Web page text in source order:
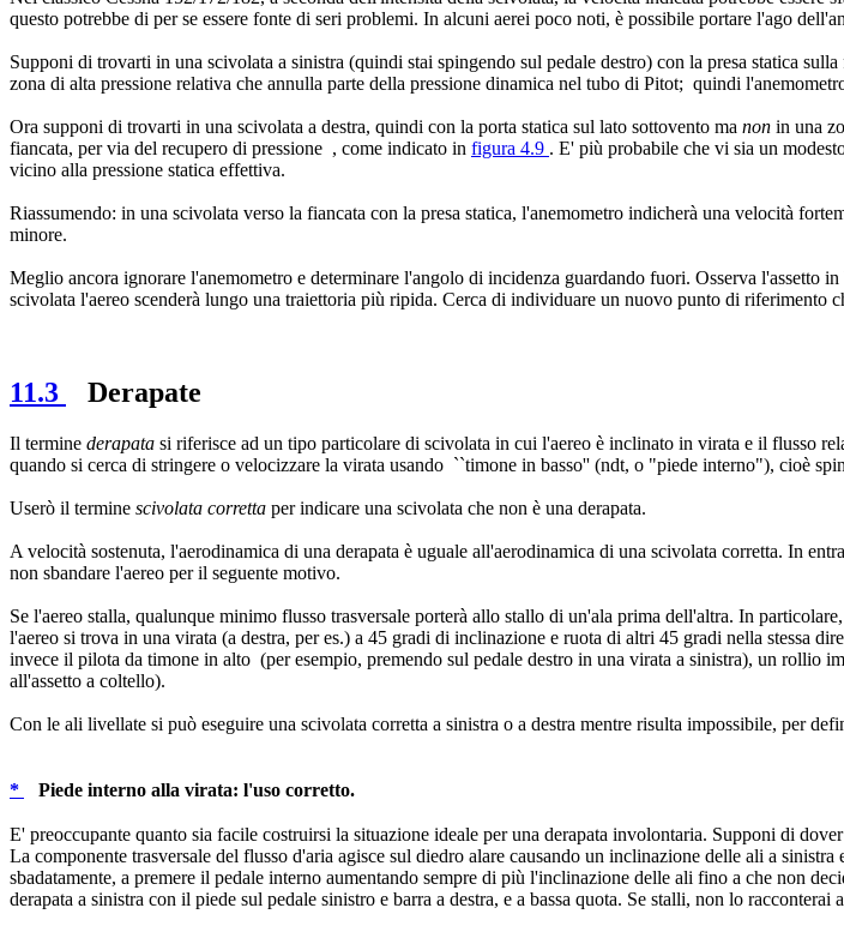
questo potrebbe di per se essere fonte di seri problemi. In alcuni aerei poco noti, è possibile portare l'ago
Supponi di trovarti in una scivolata a sinistra (quindi stai spingendo sul pedale destro) con la presa statica
zona di alta pressione relativa che annulla parte della pressione dinamica nel tubo di Pitot; quindi
Ora supponi di trovarti in una scivolata a destra, quindi con la porta statica sul lato sottovento ma non in una
fiancata, per via del recupero di pressione , come indicato in figura 4.9 . E' più probabile che vi sia un
vicino alla pressione statica effettiva.
Riassumendo: in una scivolata verso la fiancata con la presa statica, l'anemometro indicherà una velocità
minore.
Meglio ancora ignorare l'anemometro e determinare l'angolo di incidenza guardando fuori. Osserva l'assetto
scivolata l'aereo scenderà lungo una traiettoria più ripida. Cerca di individuare un nuovo punto di riferimento
11.3 Derapate
Il termine derapata si riferisce ad un tipo particolare di scivolata in cui l'aereo è inclinato in virata e il flusso
quando si cerca di stringere o velocizzare la virata usando ``timone in basso'' (ndt, o "piede interno"), cioè
Userò il termine scivolata corretta per indicare una scivolata che non è una derapata.
A velocità sostenuta, l'aerodinamica di una derapata è uguale all'aerodinamica di una scivolata corretta. In
non sbandare l'aereo per il seguente motivo.
Se l'aereo stalla, qualunque minimo flusso trasversale porterà allo stallo di un'ala prima dell'altra. In
l'aereo si trova in una virata (a destra, per es.) a 45 gradi di inclinazione e ruota di altri 45 gradi nella stessa
invece il pilota da timone in alto (per esempio, premendo sul pedale destro in una virata a sinistra), un rollio
all'assetto a coltello).
Con le ali livellate si può eseguire una scivolata corretta a sinistra o a destra mentre risulta impossibile, per
* Piede interno alla virata: l'uso corretto.
E' preoccupante quanto sia facile costruirsi la situazione ideale per una derapata involontaria. Supponi di
La componente trasversale del flusso d'aria agisce sul diedro alare causando un inclinazione delle ali a
sbadatamente, a premere il pedale interno aumentando sempre di più l'inclinazione delle ali fino a che non
derapata a sinistra con il piede sul pedale sinistro e barra a destra, e a bassa quota. Se stalli, non lo racconterai